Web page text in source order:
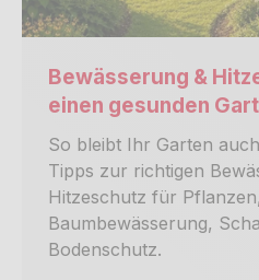
Bewässerung &
einen gesunden
So bleibt Ihr Garten
Tipps zur richtigen
Hitzeschutz für Pflanzen,
Baumbewässerung,
Bodenschutz.